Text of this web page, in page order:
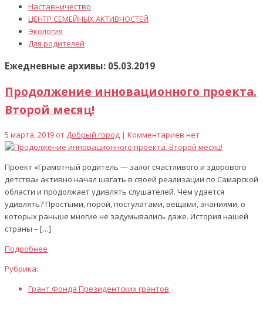
Наставничество
ЦЕНТР СЕМЕЙНЫХ АКТИВНОСТЕЙ
Экология
Для родителей
Ежедневные архивы: 05.03.2019
Продолжение инновационного проекта.
Второй месяц!
5 марта, 2019 от Добрый город | Комментариев нет
Проект «Грамотный родитель — залог счастливого и здорового
детства» активно начал шагать в своей реализации по Самарской
области и продолжает удивлять слушателей. Чем удается
удивлять? Простыми, порой, постулатами, вещами, знаниями, о
которых раньше многие не задумывались даже. История нашей
страны – […]
Подробнее
Рубрика:
Грант Фонда Президентских грантов